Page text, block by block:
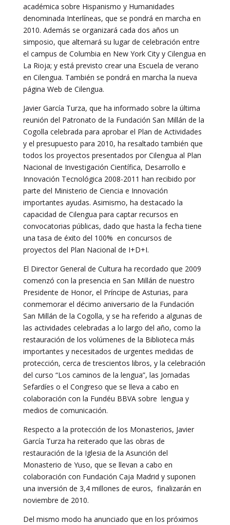
académica sobre Hispanismo y Humanidades
denominada Interlíneas, que se pondrá en marcha en
2010. Además se organizará cada dos años un
simposio, que alternará su lugar de celebración entre
el campus de Columbia en New York City y Cilengua en
La Rioja; y está previsto crear una Escuela de verano
en Cilengua. También se pondrá en marcha la nueva
página Web de Cilengua.
Javier García Turza, que ha informado sobre la última
reunión del Patronato de la Fundación San Millán de la
Cogolla celebrada para aprobar el Plan de Actividades
y el presupuesto para 2010, ha resaltado también que
todos los proyectos presentados por Cilengua al Plan
Nacional de Investigación Científica, Desarrollo e
Innovación Tecnológica 2008-2011 han recibido por
parte del Ministerio de Ciencia e Innovación
importantes ayudas. Asimismo, ha destacado la
capacidad de Cilengua para captar recursos en
convocatorias públicas, dado que hasta la fecha tiene
una tasa de éxito del 100% en concursos de
proyectos del Plan Nacional de I+D+I.
El Director General de Cultura ha recordado que 2009
comenzó con la presencia en San Millán de nuestro
Presidente de Honor, el Príncipe de Asturias, para
conmemorar el décimo aniversario de la Fundación
San Millán de la Cogolla, y se ha referido a algunas de
las actividades celebradas a lo largo del año, como la
restauración de los volúmenes de la Biblioteca más
importantes y necesitados de urgentes medidas de
protección, cerca de trescientos libros, y la celebración
del curso “Los caminos de la lengua”, las Jornadas
Sefardíes o el Congreso que se lleva a cabo en
colaboración con la Fundéu BBVA sobre lengua y
medios de comunicación.
Respecto a la protección de los Monasterios, Javier
García Turza ha reiterado que las obras de
restauración de la Iglesia de la Asunción del
Monasterio de Yuso, que se llevan a cabo en
colaboración con Fundación Caja Madrid y suponen
una inversión de 3,4 millones de euros, finalizarán en
noviembre de 2010.
Del mismo modo ha anunciado que en los próximos